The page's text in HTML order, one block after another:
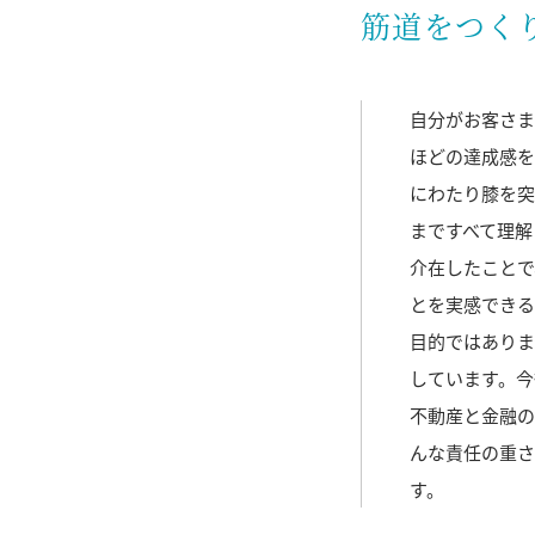
筋道をつく
自分がお客さ
ほどの達成感
にわたり膝を
まですべて理
介在したこと
とを実感でき
目的ではあり
しています。
不動産と金融
んな責任の重
す。